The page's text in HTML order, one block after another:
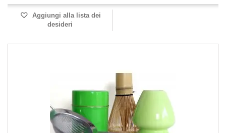
Aggiungi alla lista dei
desideri